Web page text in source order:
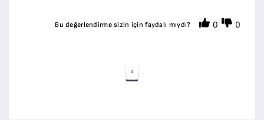
Bu değerlendirme sizin için faydalı mıydı? 0 0
1